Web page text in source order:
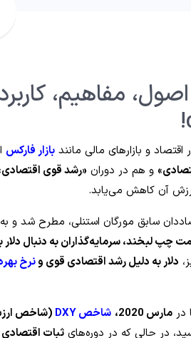
مفاهیم،
و بازارهای مالی مانند بازار فارکس
و هم در دوران «رشد قوی
آن کاهش می‌یابد.
سابق مورگان استنلی، مطرح شد و
چپ لبخند، سرمایه‌گذاران به‌ دنبال دلار
دلار به دلیل رشد اقتصادی قوی ونرخ
در مارس 2020، شاخص DXY
(شاخص
در حالی‌ که در دوره‌های ثبات اقتصادی